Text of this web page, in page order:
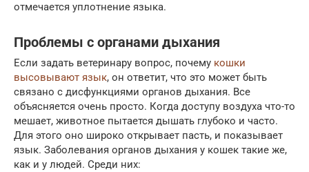
отмечается уплотнение языка.
Проблемы с органами дыхания
Если задать ветеринару вопрос, почему кошки
высовывают язык, он ответит, что это может быть
связано с дисфункциями органов дыхания. Все
объясняется очень просто. Когда доступу воздуха что-то
мешает, животное пытается дышать глубоко и часто.
Для этого оно широко открывает пасть, и показывает
язык. Заболевания органов дыхания у кошек такие же,
как и у людей. Среди них: